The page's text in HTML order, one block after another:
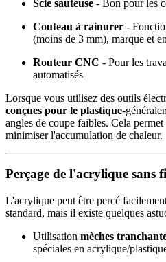
Scie sauteuse - Bon pour les
Couteau à rainurer -
(moins de 3 mm), marque et
Routeur CNC - Pour les
automatisés
Lorsque vous utilisez des outils
conçues pour le plastique-
angles de coupe faibles. Cela
minimiser l'accumulation de chaleur.
Perçage de l'acrylique sans
L'acrylique peut être percé
standard, mais il existe quelques
Utilisation mèches
spéciales en acrylique/